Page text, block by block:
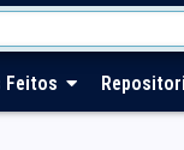
Feitos